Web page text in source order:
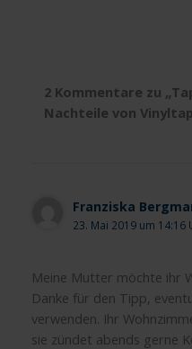
2 Kommentare zu
Nachteile von
Franziska
23. Mai 2019 um 14:16
Meine Mutter möchte ihr
Danke für den Tipp,
verwenden. Ihr
sie zündet abends gerne